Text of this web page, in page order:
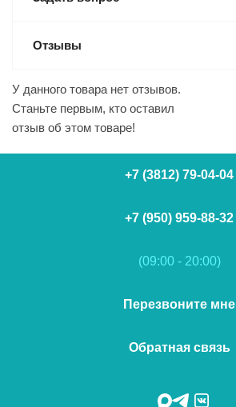
Отзывы
У данного товара нет отзывов.
Станьте первым, кто оставил
отзыв об этом товаре!
+7 (3812) 79-04-04
+7 (950) 959-88-32
(09:00 - 20:00)
Перезвоните мне
Обратная связь